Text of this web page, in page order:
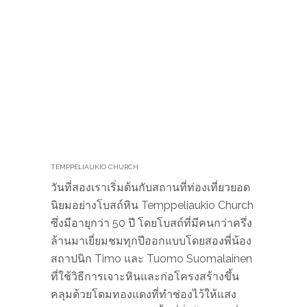
เพียง 3 ยูโรเท่านั้น (ถ้าได้แฟนจริงก็แสนคุ้ม
นะ) ใครมีแรงเดินขอให้ไป Sibelius
Monument สถาปัตยกรรมแท่งเหล็กทรงท่อ
สุดเท่ อีกแหล่งเช็คอินกลางสวน Sibelius
ใกล้ ๆ กัน แต่เราหิวเลยข้ามไปเลยจ้า